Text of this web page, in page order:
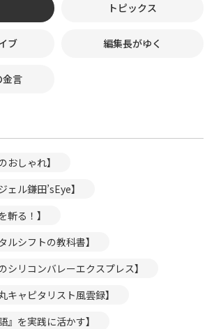
トピックス
ブ 編集長がゆく
金言
おしゃれ】
ル鎌田’sEye】
斬る！】
ルシフトの教科書】
シリコンバレーエクスプレス】
キャピタリスト風雲録】
』を実践に活かす】